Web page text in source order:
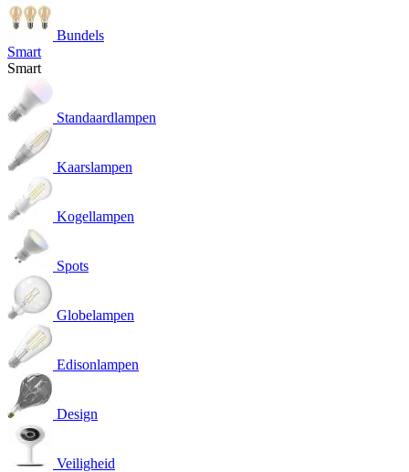
Bundels
Smart
Smart
Standaardlampen
Kaarslampen
Kogellampen
Spots
Globelampen
Edisonlampen
Design
Veiligheid